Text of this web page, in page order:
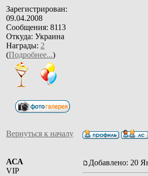
Зарегистрирован:
09.04.2008
Сообщения: 8113
Откуда: Украина
Награды: 2
(Подробнее...)
Вернуться к началу
АСА
VIP
Добавлено: 20